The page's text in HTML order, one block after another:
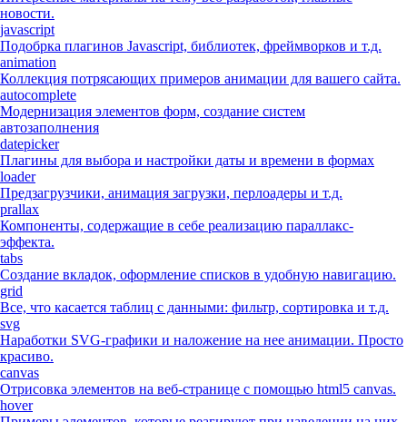
новости.
javascript
Подобрка плагинов Javascript, библиотек, фреймворков и т.д.
animation
Коллекция потрясающих примеров анимации для вашего сайта.
autocomplete
Модернизация элементов форм, создание систем
автозаполнения
datepicker
Плагины для выбора и настройки даты и времени в формах
loader
Предзагрузчики, анимация загрузки, перлоадеры и т.д.
prallax
Компоненты, содержащие в себе реализацию параллакс-
эффекта.
tabs
Создание вкладок, оформление списков в удобную навигацию.
grid
Все, что касается таблиц с данными: фильтр, сортировка и т.д.
svg
Наработки SVG-графики и наложение на нее анимации. Просто
красиво.
canvas
Отрисовка элементов на веб-странице с помощью html5 canvas.
hover